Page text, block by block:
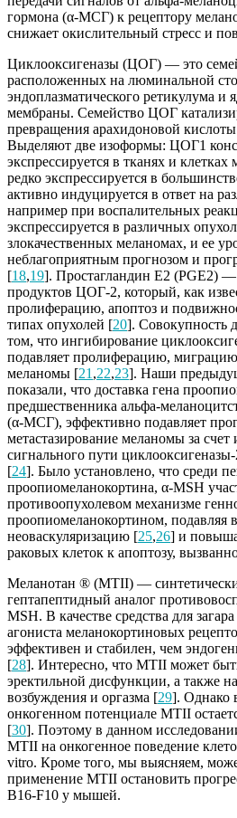
гормона (α-МСГ) к рецептору
снижает окислительный стресс и
Циклооксигеназы (ЦОГ) — это
расположенных на люминальной
эндоплазматического ретикулума и
мембраны. Семейство ЦОГ
превращения арахидоновой
Выделяют две изоформы: ЦОГ1
экспрессируется в тканях и
редко экспрессируется в
активно индуцируется в ответ на
например при воспалительных
экспрессируется в различных
злокачественных меланомах, и ее
неблагоприятным прогнозом и
[18,19]. Простагландин E2 (PGE2)
продуктов ЦОГ-2, который, как
пролиферацию, апоптоз и
типах опухолей [20]. Совокупность
том, что ингибирование
подавляет пролиферацию,
меланомы [21 ,22,23]. Наши
показали, что доставка гена
предшественника альфа-
(α-МСГ), эффективно подавляет
метастазирование меланомы за
сигнального пути
[24]. Было установлено, что среди
проопиомеланокортина, α-MSH
противоопухолевом механизме
проопиомеланокортином, подавляя
неоваскуляризацию [25,26] и
раковых клеток к апоптозу,
Меланотан ® (MTII) —
гептапептидный аналог
MSH. В качестве средства для
агониста меланокортиновых
эффективен и стабилен, чем
[28]. Интересно, что MTII может
эректильной дисфункции, а также
возбуждения и оргазма [29]. Однако
онкогенном потенциале MTII
[30]. Поэтому в данном
MTII на онкогенное поведение
vitro. Кроме того, мы выясняем,
применение MTII остановить
B16-F10 у мышей.